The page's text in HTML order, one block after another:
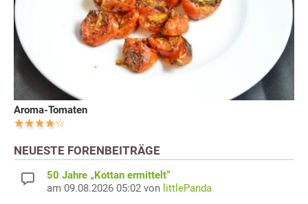
Aroma-Tomaten
NEUESTE FORENBEITRÄGE
50 Jahre „Kottan ermittelt“
am 09.08.2026 05:02 von littlePanda